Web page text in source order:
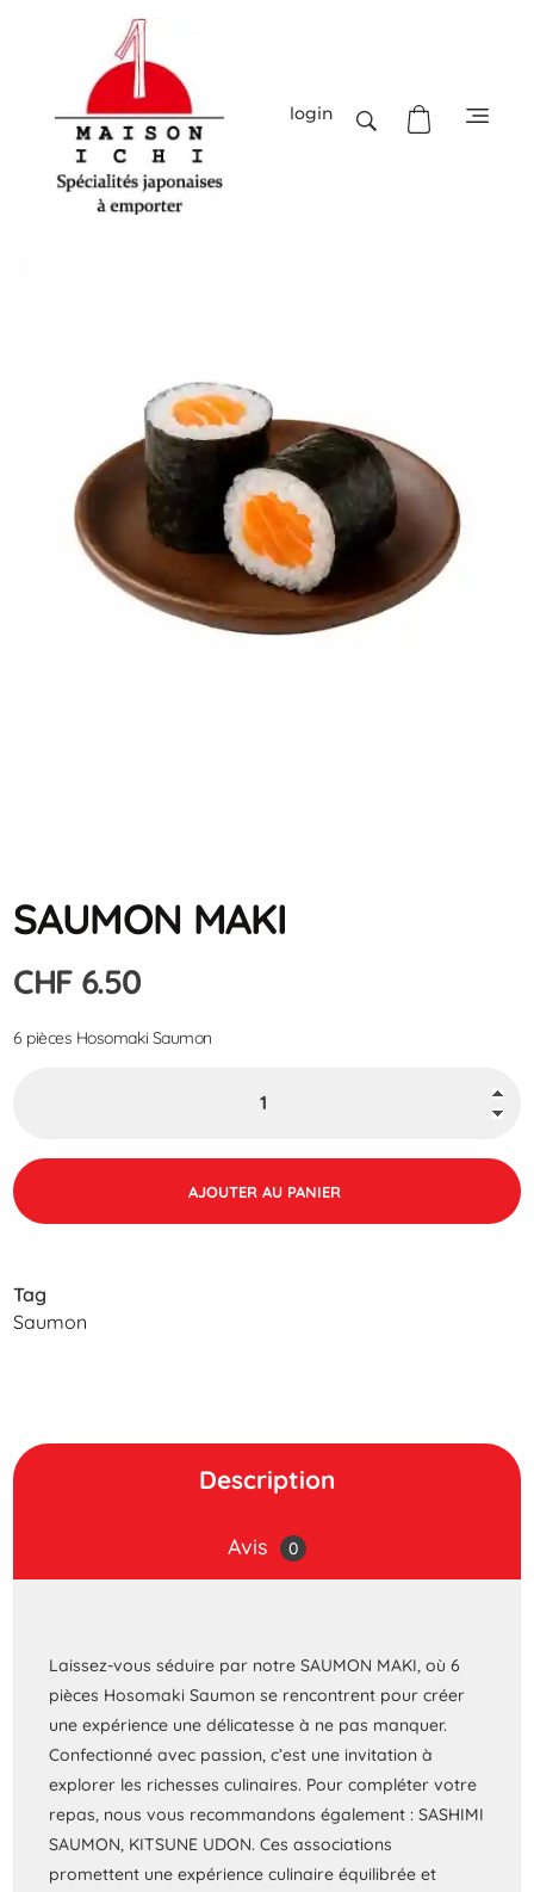
login
SAUMON MAKI
CHF 6.50
6 pièces Hosomaki Saumon
AJOUTER AU PANIER
Tag
Saumon
Description
Avis 0
Laissez-vous séduire par notre SAUMON MAKI, où 6
pièces Hosomaki Saumon se rencontrent pour créer
une expérience une délicatesse à ne pas manquer.
Confectionné avec passion, c’est une invitation à
explorer les richesses culinaires. Pour compléter votre
repas, nous vous recommandons également : SASHIMI
SAUMON, KITSUNE UDON. Ces associations
promettent une expérience culinaire équilibrée et